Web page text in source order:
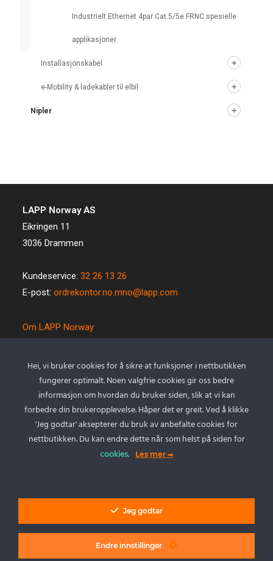
Industrielt Ethernet 4par Cat.5/5e FRNC spesielle
applikasjoner
Installasjonskabel
e-Mobility & ladekabler til elbil
Nipler
LAPP Norway AS
Eikringen 11
3036 Drammen
Kundeservice:32 26 13 26
E-post:ordrekontor.no.mno@lapp.com
Om LAPP Norway
Kvalitet og miljø
Betingelser
Kontakt oss
Cookie policy
Personvernserklæring
Hei, vi bruker cookies for å sikre at funksjoner i nettbutikken
fungerer optimalt. Noen valgfrie cookies gir oss bedre
informasjon om hvordan du bruker siden, slik at vi kan
forbedre din brukeropplevelse. Håper det er greit. Ved å klikke
'Jeg godtar' aksepterer du bruk av anbefalte cookies for
nettbutikken. Du kan endre dette når som helst på siden for
cookies. Les mer
Jeg godtar
Endre innstillinger